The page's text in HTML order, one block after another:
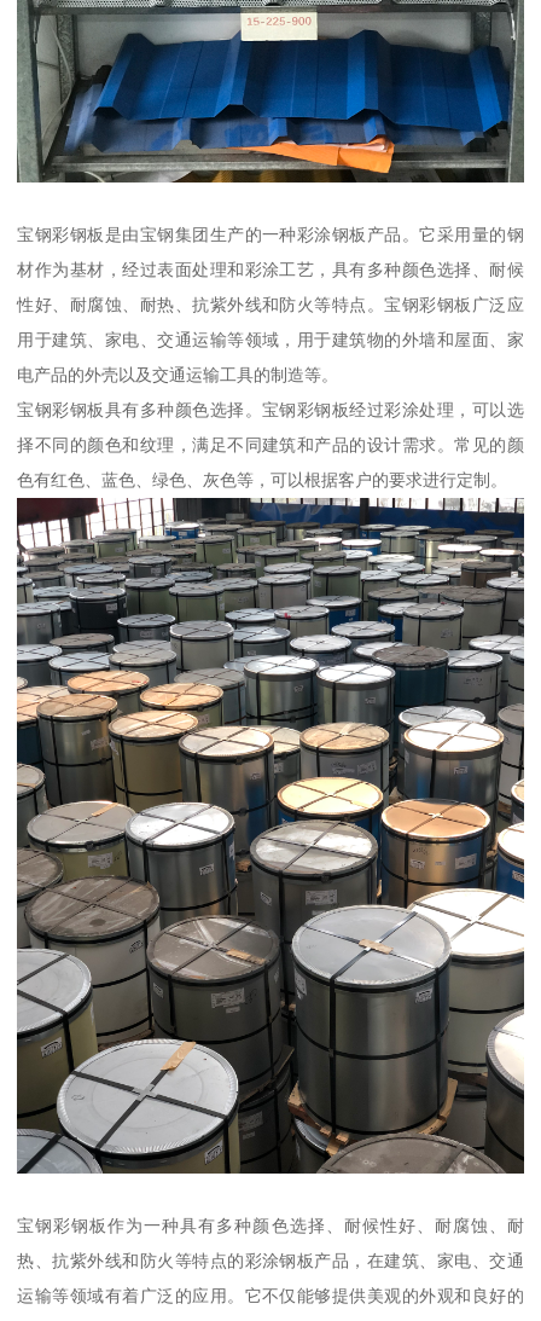
宝钢彩钢板是由宝钢集团生产的一种彩涂钢板产品。它采用量的钢
材作为基材，经过表面处理和彩涂工艺，具有多种颜色选择、耐候
性好、耐腐蚀、耐热、抗紫外线和防火等特点。宝钢彩钢板广泛应
用于建筑、家电、交通运输等领域，用于建筑物的外墙和屋面、家
电产品的外壳以及交通运输工具的制造等。
宝钢彩钢板具有多种颜色选择。宝钢彩钢板经过彩涂处理，可以选
择不同的颜色和纹理，满足不同建筑和产品的设计需求。常见的颜
色有红色、蓝色、绿色、灰色等，可以根据客户的要求进行定制。
宝钢彩钢板作为一种具有多种颜色选择、耐候性好、耐腐蚀、耐
热、抗紫外线和防火等特点的彩涂钢板产品，在建筑、家电、交通
运输等领域有着广泛的应用。它不仅能够提供美观的外观和良好的